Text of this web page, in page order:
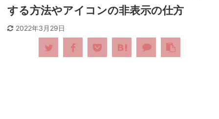
する方法やアイコンの非表示の仕方
2022年3月29日